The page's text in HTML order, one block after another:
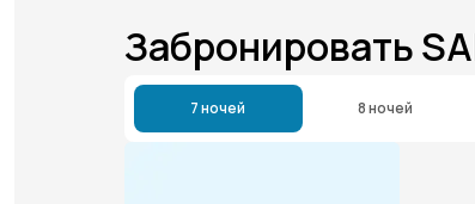
Забронировать
7 ночей 8 ночей